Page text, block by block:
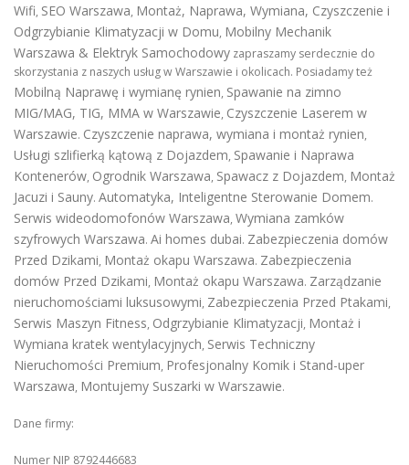
Wifi, SEO Warszawa, Montaż, Naprawa, Wymiana, Czyszczenie i
Odgrzybianie Klimatyzacji w Domu, Mobilny Mechanik
Warszawa & Elektryk Samochodowy zapraszamy serdecznie do
skorzystania z naszych usług w Warszawie i okolicach. Posiadamy też
Mobilną Naprawę i wymianę rynien, Spawanie na zimno
MIG/MAG, TIG, MMA w Warszawie, Czyszczenie Laserem w
Warszawie. Czyszczenie naprawa, wymiana i montaż rynien,
Usługi szlifierką kątową z Dojazdem, Spawanie i Naprawa
Kontenerów, Ogrodnik Warszawa, Spawacz z Dojazdem, Montaż
Jacuzi i Sauny. Automatyka, Inteligentne Sterowanie Domem.
Serwis wideodomofonów Warszawa, Wymiana zamków
szyfrowych Warszawa. Ai homes dubai. Zabezpieczenia domów
Przed Dzikami, Montaż okapu Warszawa. Zabezpieczenia
domów Przed Dzikami, Montaż okapu Warszawa. Zarządzanie
nieruchomościami luksusowymi, Zabezpieczenia Przed Ptakami,
Serwis Maszyn Fitness, Odgrzybianie Klimatyzacji, Montaż i
Wymiana kratek wentylacyjnych, Serwis Techniczny
Nieruchomości Premium, Profesjonalny Komik i Stand-uper
Warszawa, Montujemy Suszarki w Warszawie.
Dane firmy:
Numer NIP 8792446683